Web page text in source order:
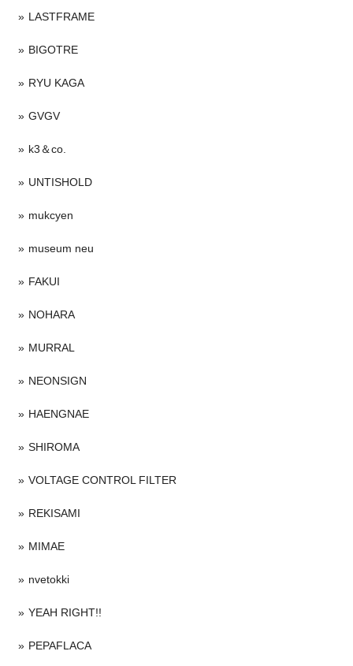
LASTFRAME
BIGOTRE
RYU KAGA
GVGV
k3＆co.
UNTISHOLD
mukcyen
museum neu
FAKUI
NOHARA
MURRAL
NEONSIGN
HAENGNAE
SHIROMA
VOLTAGE CONTROL FILTER
REKISAMI
MIMAE
nvetokki
YEAH RIGHT!!
PEPAFLACA